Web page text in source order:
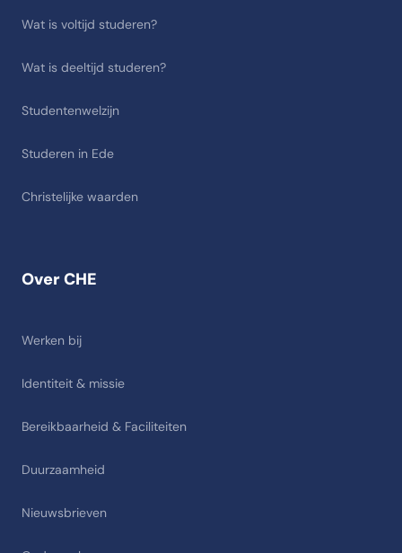
Over CHE
Werken bij
Identiteit & missie
Bereikbaarheid & Faciliteiten
Duurzaamheid
Nieuwsbrieven
Wat is voltijd studeren?
Wat is deeltijd studeren?
Studentenwelzijn
Studeren in Ede
Christelijke waarden